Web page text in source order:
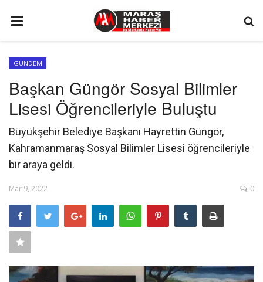
GÜNDEM
SİYASET
EKONOMİ
EĞİTİM
SPOR
İLETİŞİM
KÜNYE
FOTO GALERİ
KÜLTÜR SANAT
SAĞLIK
GÜNDEM
Başkan Güngör Sosyal Bilimler
Lisesi Öğrencileriyle Buluştu
Büyükşehir Belediye Başkanı Hayrettin Güngör,
Kahramanmaraş Sosyal Bilimler Lisesi öğrencileriyle
bir araya geldi.
Mar 9, 2022 0